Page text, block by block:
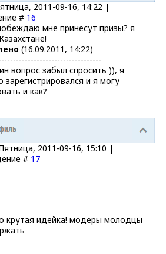
2011-09-16, 14:22 |
# 16
мне принесут призы? я
(16.09.2011, 14:22)
вопрос забыл спросить )), я
зарегистрировался и я могу
и как?
2011-09-16, 15:10 |
# 17
крутая идейка! модеры молодцы